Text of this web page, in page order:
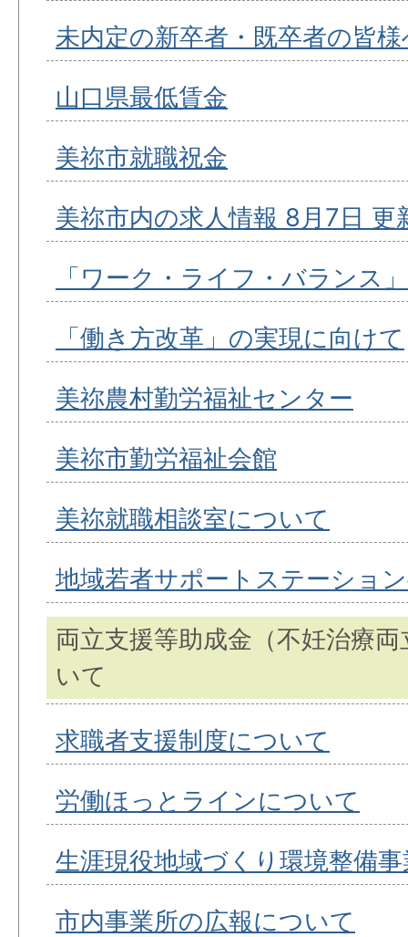
未内定の新卒者・既卒者の皆
山口県最低賃金
美祢市就職祝金
美祢市内の求人情報 8月7日 更
「ワーク・ライフ・バランス
「働き方改革」の実現に向けて
美祢農村勤労福祉センター
美祢市勤労福祉会館
美祢就職相談室について
地域若者サポートステーショ
両立支援等助成金（不妊治療
いて
求職者支援制度について
労働ほっとラインについて
生涯現役地域づくり環境整備
市内事業所の広報について